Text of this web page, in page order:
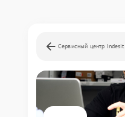
Сервисный центр Indesit